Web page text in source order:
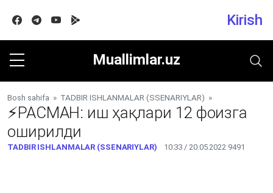
FacebookTelegram
Youtube Kirish
Muallimlar.uz
Bosh sahifa » TADBIR ISHLANMALAR (SSENARIYLAR) »
⚡️РАСМАН: иш ҳақлари 12 фоизга
оширилди
TADBIR ISHLANMALAR (SSENARIYLAR) 10:33 / 20.05.2022 9491